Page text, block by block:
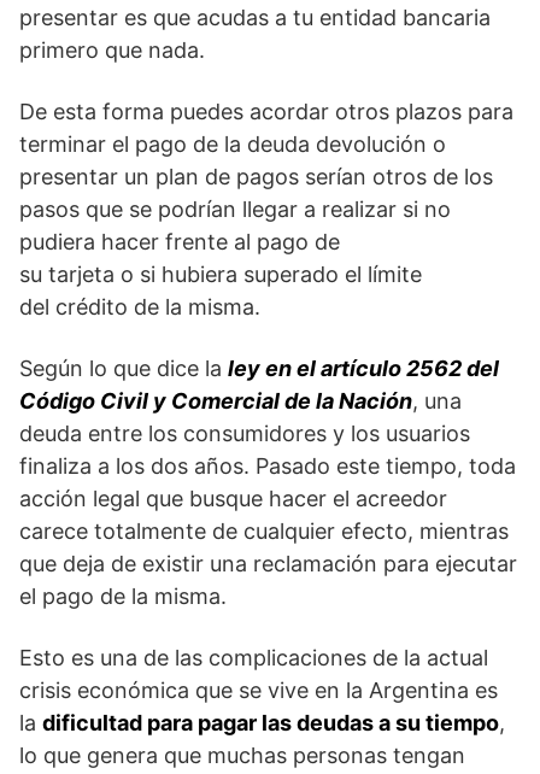
presentar es que acudas a tu entidad bancaria
primero que nada.
De esta forma puedes acordar otros plazos para
terminar el pago de la deuda devolución o
presentar un plan de pagos serían otros de los
pasos que se podrían llegar a realizar si no
pudiera hacer frente al pago de
su tarjeta o si hubiera superado el límite
del crédito de la misma.
Según lo que dice la ley en el artículo 2562 del
Código Civil y Comercial de la Nación, una
deuda entre los consumidores y los usuarios
finaliza a los dos años. Pasado este tiempo, toda
acción legal que busque hacer el acreedor
carece totalmente de cualquier efecto, mientras
que deja de existir una reclamación para ejecutar
el pago de la misma.
Esto es una de las complicaciones de la actual
crisis económica que se vive en la Argentina es
la dificultad para pagar las deudas a su tiempo,
lo que genera que muchas personas tengan